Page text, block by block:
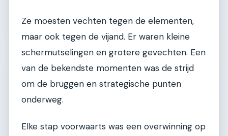
Ze moesten vechten tegen de elementen,
maar ook tegen de vijand. Er waren kleine
schermutselingen en grotere gevechten. Een
van de bekendste momenten was de strijd
om de bruggen en strategische punten
onderweg.
Elke stap voorwaarts was een overwinning op